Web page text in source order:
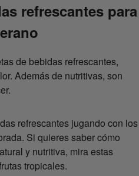
refrescantes para
de bebidas refrescantes,
Además de nutritivas, son
refrescantes jugando con los
Si quieres saber cómo
y nutritiva, mira estas
tropicales.